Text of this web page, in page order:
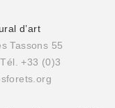
d’art
Tassons 55
Tél. +33 (0)3